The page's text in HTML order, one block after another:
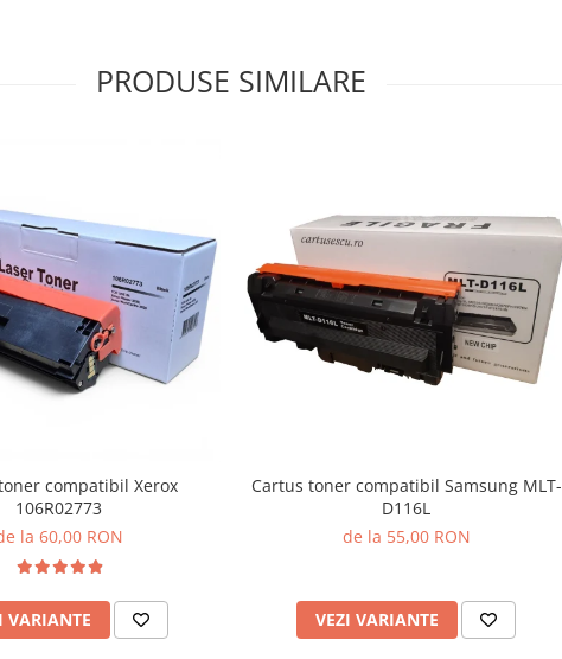
PRODUSE SIMILARE
compatibil Xerox
106R02773
la 60,00 RON
VARIANTE
Cartus toner compatibil Samsung MLT-
D116L
de la 55,00 RON
VEZI VARIANTE